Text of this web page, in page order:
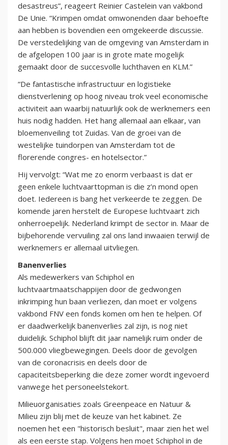
desastreus”, reageert Reinier Castelein van vakbond
De Unie. “Krimpen omdat omwonenden daar behoefte
aan hebben is bovendien een omgekeerde discussie.
De verstedelijking van de omgeving van Amsterdam in
de afgelopen 100 jaar is in grote mate mogelijk
gemaakt door de succesvolle luchthaven en KLM.”
“De fantastische infrastructuur en logistieke
dienstverlening op hoog niveau trok veel economische
activiteit aan waarbij natuurlijk ook de werknemers een
huis nodig hadden. Het hang allemaal aan elkaar, van
bloemenveiling tot Zuidas. Van de groei van de
westelijke tuindorpen van Amsterdam tot de
florerende congres- en hotelsector.”
Hij vervolgt: “Wat me zo enorm verbaast is dat er
geen enkele luchtvaarttopman is die z’n mond open
doet. Iedereen is bang het verkeerde te zeggen. De
komende jaren herstelt de Europese luchtvaart zich
onherroepelijk. Nederland krimpt de sector in. Maar de
bijbehorende vervuiling zal ons land inwaaien terwijl de
werknemers er allemaal uitvliegen.
Banenverlies
Als medewerkers van Schiphol en
luchtvaartmaatschappijen door de gedwongen
inkrimping hun baan verliezen, dan moet er volgens
vakbond FNV een fonds komen om hen te helpen. Of
er daadwerkelijk banenverlies zal zijn, is nog niet
duidelijk. Schiphol blijft dit jaar namelijk ruim onder de
500.000 vliegbewegingen. Deels door de gevolgen
van de coronacrisis en deels door de
capaciteitsbeperking die deze zomer wordt ingevoerd
vanwege het personeelstekort.
Milieuorganisaties zoals Greenpeace en Natuur &
Milieu zijn blij met de keuze van het kabinet. Ze
noemen het een "historisch besluit", maar zien het wel
als een eerste stap. Volgens hen moet Schiphol in de